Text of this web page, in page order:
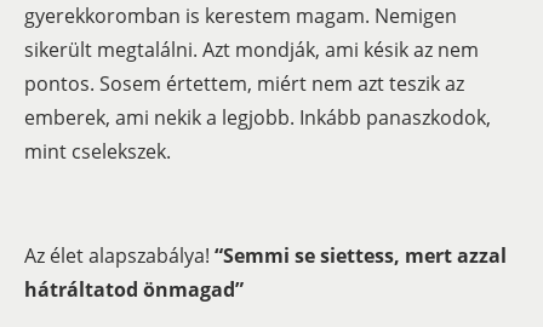
gyerekkoromban is kerestem magam. Nemigen
sikerült megtalálni. Azt mondják, ami késik az nem
pontos. Sosem értettem, miért nem azt teszik az
emberek, ami nekik a legjobb. Inkább panaszkodok,
mint cselekszek.
Az élet alapszabálya! “Semmi se siettess, mert azzal
hátráltatod önmagad”